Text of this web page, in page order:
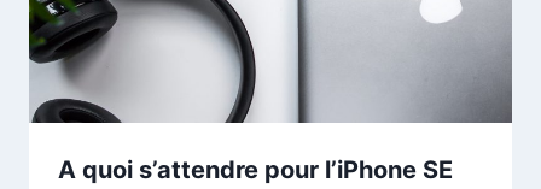
A quoi s’attendre pour l’iPhone SE